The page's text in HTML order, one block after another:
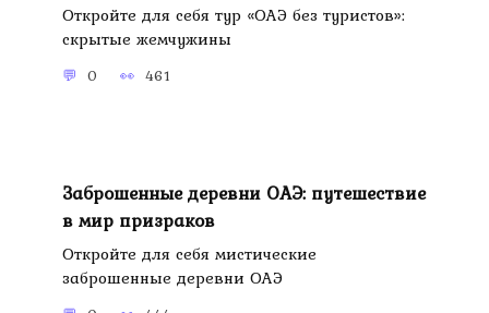
Откройте для себя тур «ОАЭ без туристов»:
скрытые жемчужины
0 461
Заброшенные деревни ОАЭ: путешествие
в мир призраков
Откройте для себя мистические
заброшенные деревни ОАЭ